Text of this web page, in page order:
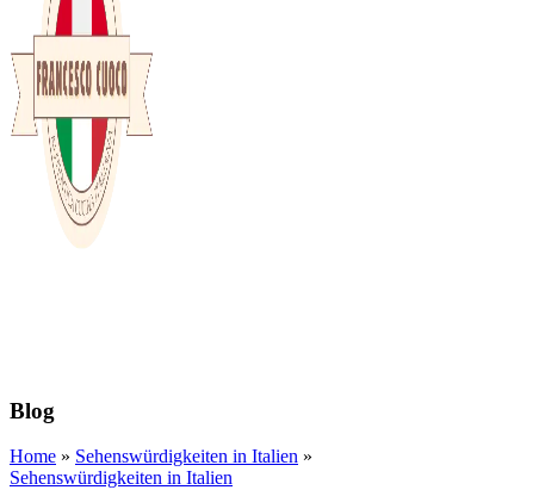
Blog
Home » Sehenswürdigkeiten in Italien »
Sehenswürdigkeiten in Italien